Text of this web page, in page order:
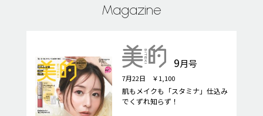
Magazine
9月号
7月22日 ￥1,100
肌もメイクも「スタミナ」仕込み
でくずれ知らず！